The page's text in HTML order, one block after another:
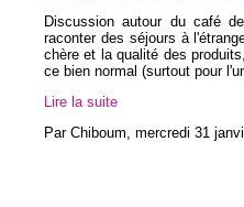
Discussion autour du café
raconter des séjours à
chère et la qualité des
ce bien normal (surtout pour
Lire la suite
Par Chiboum, mercredi 31